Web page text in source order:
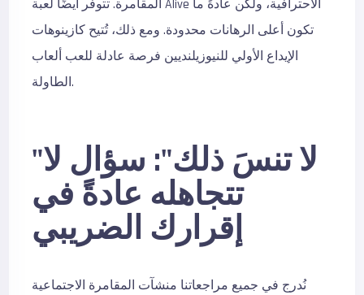
المقامرة. تتوفر أيضًا لعبة Alive الاحترافية، ولكن عادةً ما
تكون أعلى الرهانات محدودة. ومع ذلك، تُتيح كازينوهات
الإيداع الأولي للنيوزيلنديين فرصة عادلة للعب ألعاب
الطاولة.
"لا تنسَ ذلك": سؤال لا
تتجاهله عادةً في
إقرارك الضريبي
نُدرج في جميع مراجعاتنا منشآت المقامرة الاجتماعية